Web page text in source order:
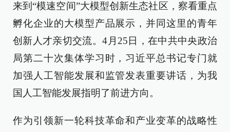
来到“模速空间”大模型创新生态社区，察看重点
孵化企业的大模型产品展示，并同这里的青年
创新人才亲切交流。4月25日，在中共中央政治
局第二十次集体学习时，习近平总书记专门就
加强人工智能发展和监管发表重要讲话，为我
国人工智能发展指明了前进方向。
作为引领新一轮科技革命和产业变革的战略性